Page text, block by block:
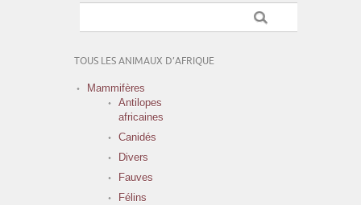
TOUS LES ANIMAUX D’AFRIQUE
Mammifères
Antilopes
africaines
Canidés
Divers
Fauves
Félins